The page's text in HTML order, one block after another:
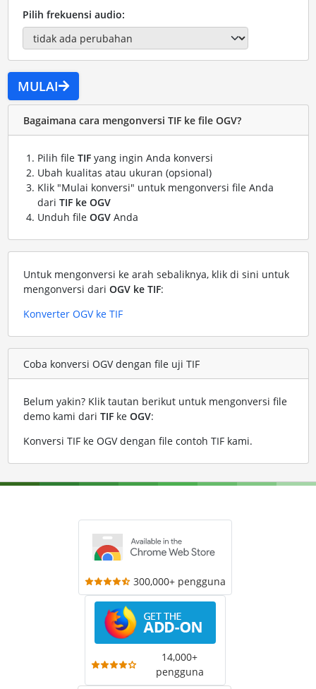
Pilih frekuensi audio:
MULAI
Bagaimana cara mengonversi TIF ke file OGV?
Pilih file TIFyang ingin Anda konversi
Ubah kualitas atau ukuran (opsional)
Klik "Mulai konversi" untuk mengonversi file Anda
dari TIF ke OGV
Unduh file OGVAnda
Untuk mengonversi ke arah sebaliknya, klik di sini untuk
mengonversi dari OGV ke TIF:
Konverter OGV ke TIF
Coba konversi OGV dengan file uji TIF
Belum yakin? Klik tautan berikut untuk mengonversi file
demo kami dari TIFke OGV:
Konversi TIF ke OGV dengan file contoh TIF kami.
300,000+ pengguna
14,000+
pengguna